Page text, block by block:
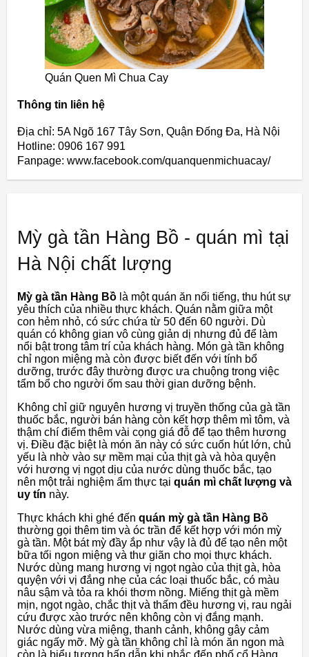
Quán Quen Mì Chua Cay
Thông tin liên hệ
Địa chỉ: 5A Ngõ 167 Tây Sơn, Quận Đống Đa, Hà Nội
Hotline: 0906 167 991
Fanpage: www.facebook.com/quanquenmichuacay/
Mỳ gà tần Hàng Bồ - quán mì tại
Hà Nội chất lượng
Mỳ gà tần Hàng Bồ là một quán ăn nổi tiếng, thu hút sự
yêu thích của nhiều thực khách. Quán nằm giữa một
con hẻm nhỏ, có sức chứa từ 50 đến 60 người. Dù
quán có không gian vô cùng giản dị nhưng đủ để làm
nổi bật trong tâm trí của khách hàng. Món gà tần không
chỉ ngon miệng mà còn được biết đến với tính bổ
dưỡng, trước đây thường được ưa chuộng trong việc
tẩm bổ cho người ốm sau thời gian dưỡng bệnh.
Không chỉ giữ nguyên hương vị truyền thống của gà tần
thuốc bắc, người bán hàng còn kết hợp thêm mì tôm, và
thậm chí điểm thêm vài cọng giá đỗ để tạo thêm hương
vị. Điều đặc biệt là món ăn này có sức cuốn hút lớn, chủ
yếu là nhờ vào sự mềm mại của thịt gà và hòa quyện
với hương vị ngọt dịu của nước dùng thuốc bắc, tạo
nên một trải nghiệm ẩm thực tại quán mì chất lượng và
uy tín này.
Thực khách khi ghé đến quán mỳ gà tần Hàng Bồ
thường gọi thêm tim và óc trần để kết hợp với món mỳ
gà tần. Một bát mỳ đầy ắp như vậy là đủ để tạo nên một
bữa tối ngon miệng và thư giãn cho mọi thực khách.
Nước dùng mang hương vị ngọt ngào của thịt gà, hòa
quyện với vị đắng nhẹ của các loại thuốc bắc, có màu
nâu sậm và tỏa ra khói thơm nồng. Miếng thịt gà mềm
mịn, ngọt ngào, chắc thịt và thấm đều hương vị, rau ngải
cứu được xào trước nên không còn vị đắng mạnh.
Nước dùng vừa miệng, thanh cảnh, không gây cảm
giác ngấy mỡ. Mỳ gà tần không chỉ là món ăn ngon mà